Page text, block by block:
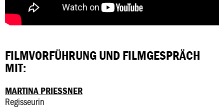
FILMVORFÜHRUNG UND FILMGESPRÄCH
MIT:
MARTINA PRIESSNER
Regisseurin